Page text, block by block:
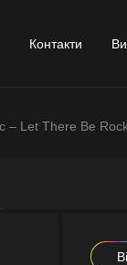
Контакти
– Let There Be